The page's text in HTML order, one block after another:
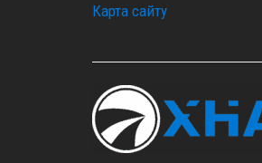
Карта сайту